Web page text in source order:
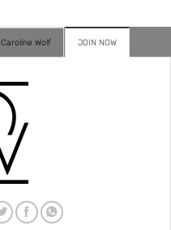
JOIN NOW
Caroline Wolf